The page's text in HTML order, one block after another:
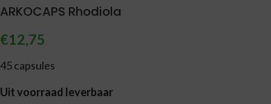
ARKOCAPS Rhodiola
€12,75
45 capsules
Uit voorraad leverbaar